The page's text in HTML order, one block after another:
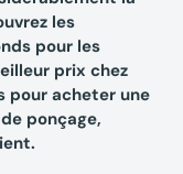
les
pour les
prix chez
pour acheter une
ponçage,